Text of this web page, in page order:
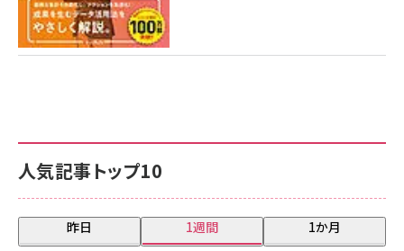
人気記事トップ10
昨日 1週間 1か月